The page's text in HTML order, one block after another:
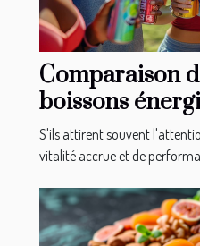
Comparaison
boissons
différents
S'ils attirent souvent
vitalité accrue et de